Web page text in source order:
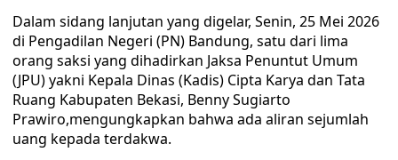
Dalam sidang lanjutan yang digelar, Senin, 25 Mei 2026
di Pengadilan Negeri (PN) Bandung, satu dari lima
orang saksi yang dihadirkan Jaksa Penuntut Umum
(JPU) yakni Kepala Dinas (Kadis) Cipta Karya dan Tata
Ruang Kabupaten Bekasi, Benny Sugiarto
Prawiro,mengungkapkan bahwa ada aliran sejumlah
uang kepada terdakwa.